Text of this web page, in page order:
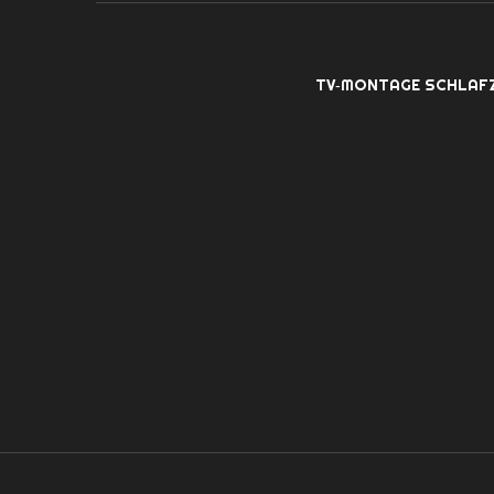
TV‑MONTAGE